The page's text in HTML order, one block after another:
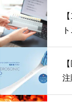
注